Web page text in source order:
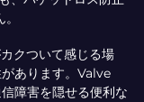
クついて感じる場
あります。Valve
障害を隠せる便利な